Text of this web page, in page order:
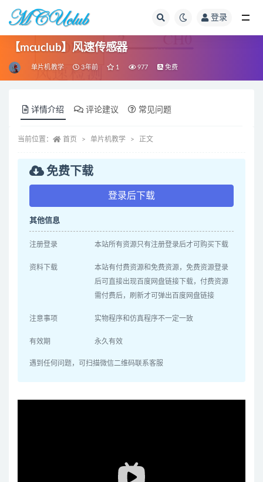
登录
【mcuclub】风速传感器
单片机教学 3年前 1 977 免费
详情介绍 评论建议 常见问题
当前位置： 首页 单片机教学 正文
免费下载
登录后下载
其他信息
注册登录 本站所有资源只有注册登录后才可购买下载
资料下载
本站有付费资源和免费资源，免费资源登录
后可直接出现百度网盘链接下载，付费资源
需付费后，刷新才可弹出百度网盘链接
注意事项 实物程序和仿真程序不一定一致
有效期 永久有效
遇到任何问题，可扫描微信二维码联系客服